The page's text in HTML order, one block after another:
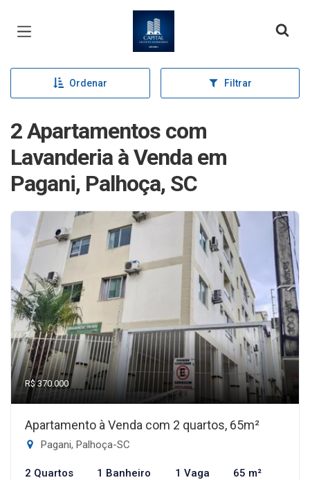
Página inicial
Ordenar Filtrar
2 Apartamentos com
Lavanderia à Venda em
Pagani, Palhoça, SC
R$ 370.000
Apartamento à Venda com 2 quartos, 65m²
Pagani, Palhoça-SC
2 Quartos 1 Banheiro 1 Vaga 65 m²